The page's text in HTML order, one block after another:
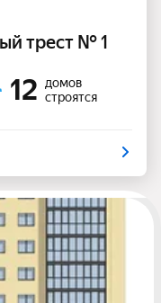
трест № 1
12
домов
строятся